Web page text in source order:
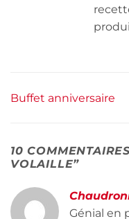
Buffet anniversaire
10
VOLAILLE”
Génial en